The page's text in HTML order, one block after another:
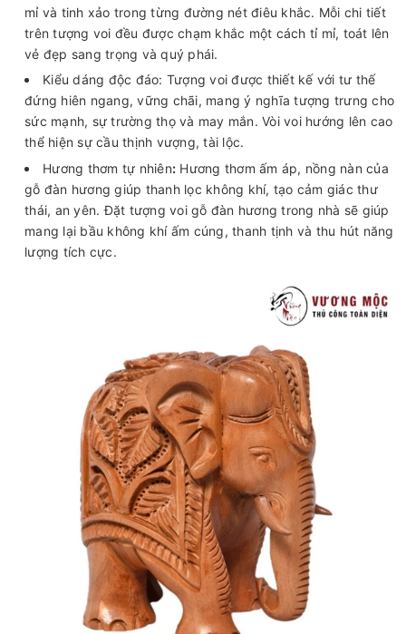
mỉ và tinh xảo trong từng đường nét điêu khắc. Mỗi chi tiết
trên tượng voi đều được chạm khắc một cách tỉ mỉ, toát lên
vẻ đẹp sang trọng và quý phái.
Kiểu dáng độc đáo: Tượng voi được thiết kế với tư thế
đứng hiên ngang, vững chãi, mang ý nghĩa tượng trưng cho
sức mạnh, sự trường thọ và may mắn. Vòi voi hướng lên cao
thể hiện sự cầu thịnh vượng, tài lộc.
Hương thơm tự nhiên: Hương thơm ấm áp, nồng nàn của
gỗ đàn hương giúp thanh lọc không khí, tạo cảm giác thư
thái, an yên. Đặt tượng voi gỗ đàn hương trong nhà sẽ giúp
mang lại bầu không khí ấm cúng, thanh tịnh và thu hút năng
lượng tích cực.